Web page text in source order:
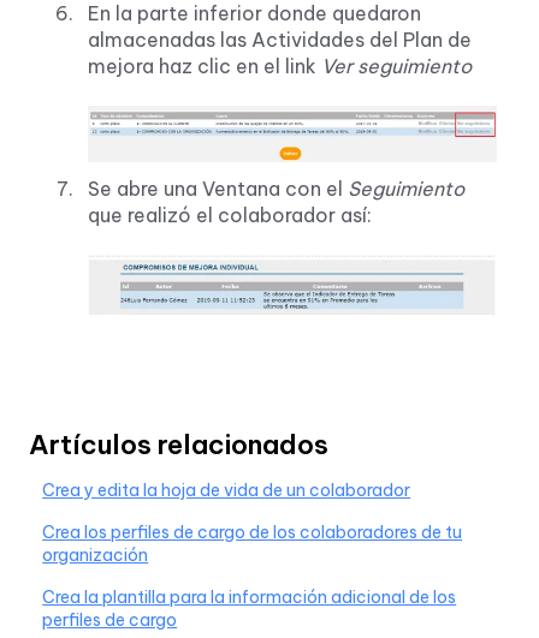
En la parte inferior donde quedaron
almacenadas las Actividades del Plan de
mejora haz clic en el link Ver seguimiento
Se abre una Ventana con el Seguimiento
que realizó el colaborador así:
Artículos relacionados
Crea y edita la hoja de vida de un colaborador
Crea los perfiles de cargo de los colaboradores de tu
organización
Crea la plantilla para la información adicional de los
perfiles de cargo